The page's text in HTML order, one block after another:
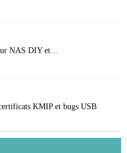
NAS DIY et…
KMIP et bugs USB